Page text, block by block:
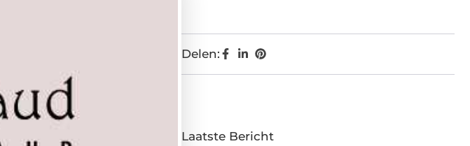
Delen:
Laatste Bericht